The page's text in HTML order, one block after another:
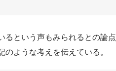
るという声もみられるとの論点
ような考えを伝えている。